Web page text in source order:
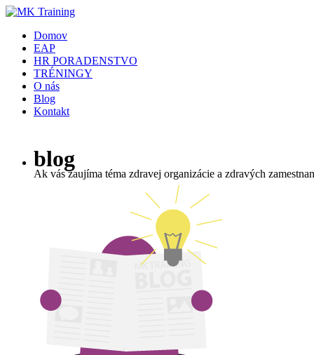
Domov
EAP
HR PORADENSTVO
TRÉNINGY
O nás
Blog
Kontakt
blog
Ak vás zaujíma téma zdravej organizácie a zdravých